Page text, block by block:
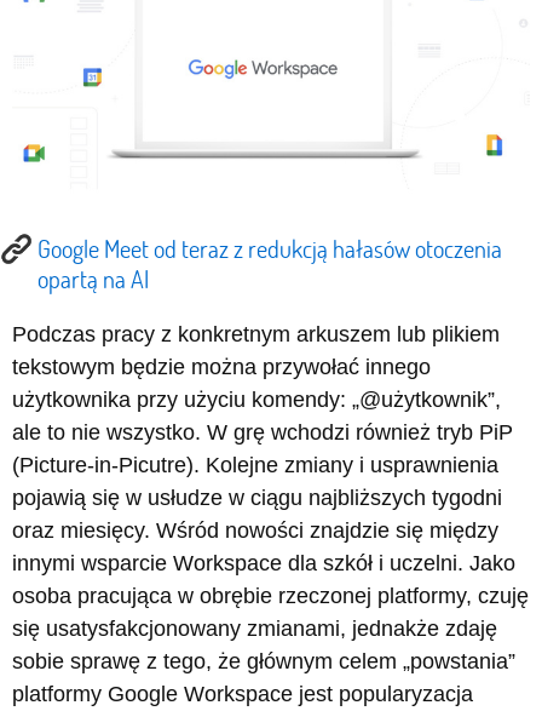
Google Meet od teraz z redukcją hałasów otoczenia
opartą na AI
Podczas pracy z konkretnym arkuszem lub plikiem
tekstowym będzie można przywołać innego
użytkownika przy użyciu komendy: „@użytkownik”,
ale to nie wszystko. W grę wchodzi również tryb PiP
(Picture-in-Picutre). Kolejne zmiany i usprawnienia
pojawią się w usłudze w ciągu najbliższych tygodni
oraz miesięcy. Wśród nowości znajdzie się między
innymi wsparcie Workspace dla szkół i uczelni. Jako
osoba pracująca w obrębie rzeczonej platformy, czuję
się usatysfakcjonowany zmianami, jednakże zdaję
sobie sprawę z tego, że głównym celem „powstania”
platformy Google Workspace jest popularyzacja